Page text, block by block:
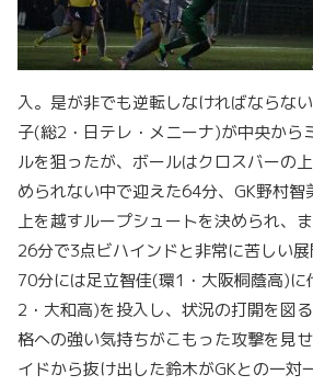
入。是が非でも逆転しなければならな
子(総2・日テレ・メニーナ)が中央から
ルを狙ったが、ボールはクロスバーの
められない中で迎えた64分、GK野村
上を越すループシュートを決められ、
26分で3点ビハインドと非常に苦しい展
70分には足立智佳(環1・大阪桐蔭高)
2・大和高)を投入し、状況の打開を図
格への強い気持ちがこもった攻撃を見
イドから抜け出した鈴木がGKとの一対